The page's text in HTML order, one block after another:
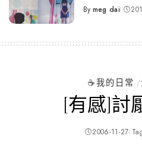
Posted
By meg dai
☕️我的日常
[有感]討
2006-11-27